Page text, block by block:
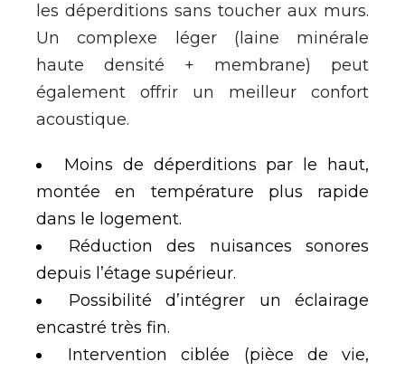
les déperditions sans toucher aux murs.
Un complexe léger (laine minérale
haute densité + membrane) peut
également offrir un meilleur confort
acoustique.
Moins de déperditions par le haut,
montée en température plus rapide
dans le logement.
Réduction des nuisances sonores
depuis l’étage supérieur.
Possibilité d’intégrer un éclairage
encastré très fin.
Intervention ciblée (pièce de vie,